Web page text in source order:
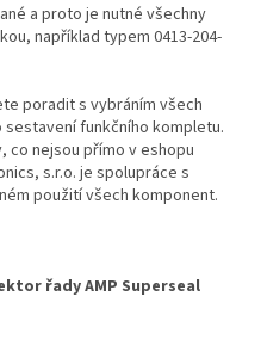
a proto je nutné všechny
například typem 0413-204-
poradit s vybráním všech
funkčního kompletu.
co nejsou přímo v eshopu
s.r.o. je spolupráce s
použití všech komponent.
řady AMP Superseal